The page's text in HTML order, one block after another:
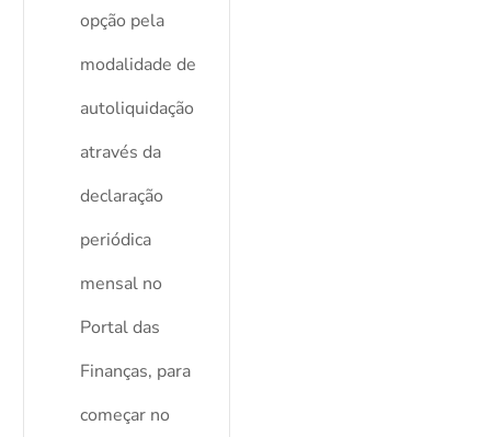
opção pela
modalidade de
autoliquidação
através da
declaração
periódica
mensal no
Portal das
Finanças, para
começar no